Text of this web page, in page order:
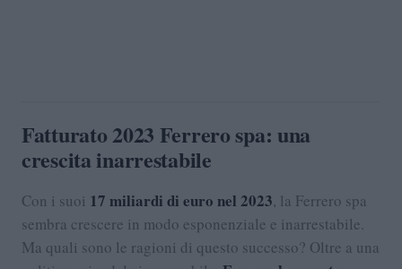
Fatturato 2023 Ferrero spa: una
crescita inarrestabile
Con i suoi 17 miliardi di euro nel 2023 , la Ferrero spa
sembra crescere in modo esponenziale e inarrestabile.
Ma quali sono le ragioni di questo successo? Oltre a una